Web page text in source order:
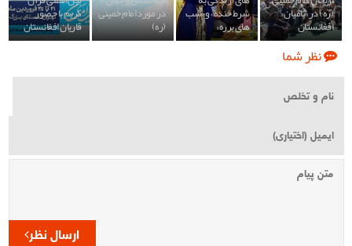
(ره) در «بامیان»
افغانستان
شرط خنده» و «شب
های برره»
در مورد امام خمینی
(ره)
کریم با حضور
قاریان افغانستان
نظر شما
ارسال نظر